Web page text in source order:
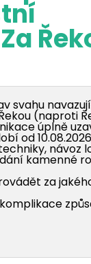
Dokument Adobe
Dokument Adobe
svahu
(naproti
úplně
od
návoz
kamenné
za